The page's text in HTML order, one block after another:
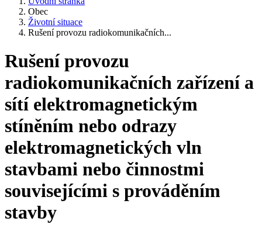
Obec
Životní situace
Rušení provozu radiokomunikačních...
Rušení provozu
radiokomunikačních zařízení a
sítí elektromagnetickým
stíněním nebo odrazy
elektromagnetických vln
stavbami nebo činnostmi
souvisejícími s prováděním
stavby